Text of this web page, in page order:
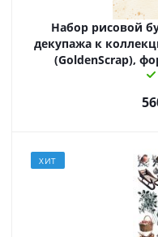
Набор рисовой
декупажа к
(GoldenScrap),
ХИТ